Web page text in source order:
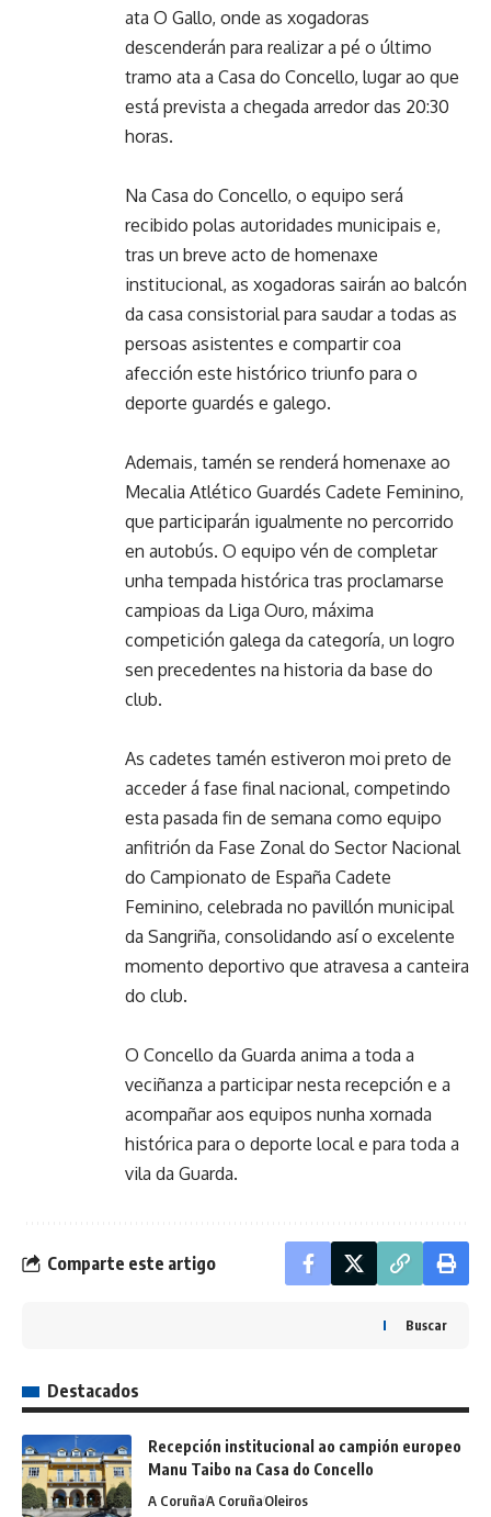
ata O Gallo, onde as xogadoras
descenderán para realizar a pé o último
tramo ata a Casa do Concello, lugar ao que
está prevista a chegada arredor das 20:30
horas.
Na Casa do Concello, o equipo será
recibido polas autoridades municipais e,
tras un breve acto de homenaxe
institucional, as xogadoras sairán ao balcón
da casa consistorial para saudar a todas as
persoas asistentes e compartir coa
afección este histórico triunfo para o
deporte guardés e galego.
Ademais, tamén se renderá homenaxe ao
Mecalia Atlético Guardés Cadete Feminino,
que participarán igualmente no percorrido
en autobús. O equipo vén de completar
unha tempada histórica tras proclamarse
campioas da Liga Ouro, máxima
competición galega da categoría, un logro
sen precedentes na historia da base do
club.
As cadetes tamén estiveron moi preto de
acceder á fase final nacional, competindo
esta pasada fin de semana como equipo
anfitrión da Fase Zonal do Sector Nacional
do Campionato de España Cadete
Feminino, celebrada no pavillón municipal
da Sangriña, consolidando así o excelente
momento deportivo que atravesa a canteira
do club.
O Concello da Guarda anima a toda a
veciñanza a participar nesta recepción e a
acompañar aos equipos nunha xornada
histórica para o deporte local e para toda a
vila da Guarda.
Comparte este artigo
Buscar
Destacados
Recepción institucional ao campión europeo
Manu Taibo na Casa do Concello
A CoruñaA CoruñaOleiros